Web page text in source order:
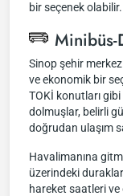
bir seçenek olabilir.
Minibüs-
Sinop şehir
ve ekonomik bir
TOKİ konutları
dolmuşlar, belirli
doğrudan ulaşım
Havalimanına
üzerindeki
hareket saatleri